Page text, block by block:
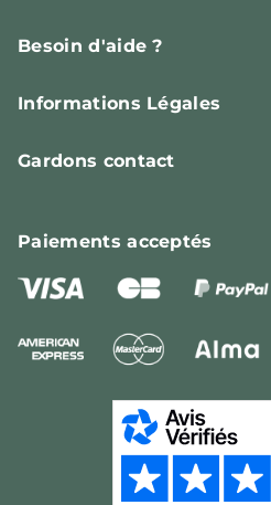
Besoin d'aide ?
Informations Légales
Gardons contact
Paiementsacceptés